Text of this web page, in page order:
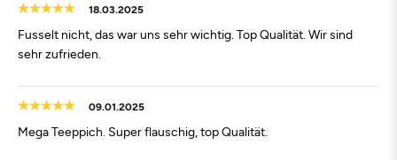
18.03.2025
Fusselt nicht, das war uns sehr wichtig. Top Qualität. Wir sind
sehr zufrieden.
09.01.2025
Mega Teeppich. Super flauschig, top Qualität.